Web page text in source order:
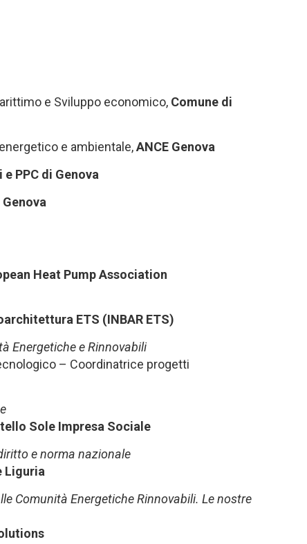
e Sviluppo economico, Comune di
e ambientale,ANCE Genova
PPC di Genova
Heat Pump Association
ETS (INBAR ETS)
Energetiche e Rinnovabili
– Coordinatrice progetti
Sole Impresa Sociale
e norma nazionale
Liguria
Comunità Energetiche Rinnovabili. Le nostre